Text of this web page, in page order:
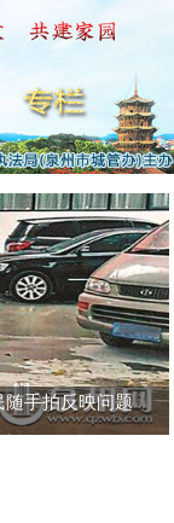
松林更宜居
随手拍反映问题